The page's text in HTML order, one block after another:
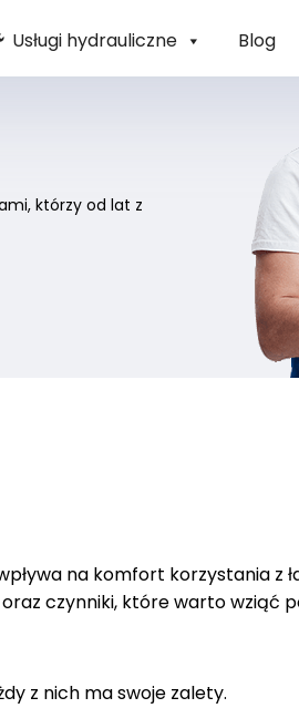
Usługi hydrauliczne Blog
którzy od lat z
na komfort korzystania z
czynniki, które warto wziąć
z nich ma swoje zalety.